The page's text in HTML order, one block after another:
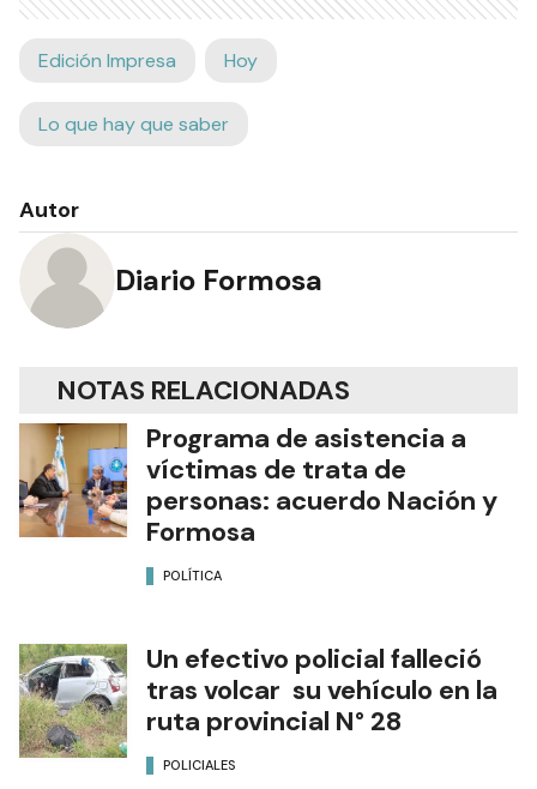
Edición Impresa Hoy
Lo que hay que saber
Autor
Diario Formosa
NOTAS RELACIONADAS
Programa de asistencia a
víctimas de trata de
personas: acuerdo Nación y
Formosa
POLÍTICA
Un efectivo policial falleció
tras volcar su vehículo en la
ruta provincial N° 28
POLICIALES